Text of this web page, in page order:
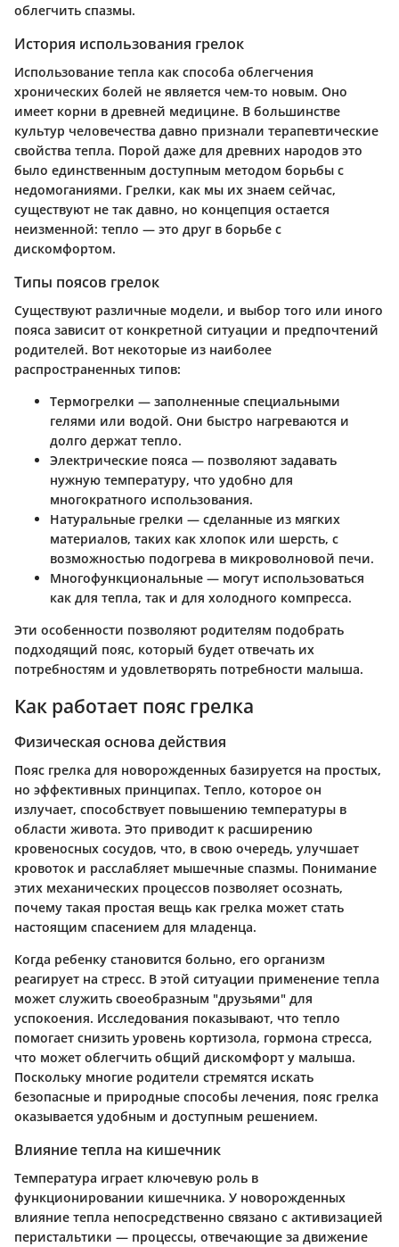
облегчить спазмы.
История использования грелок
Использование тепла как способа облегчения
хронических болей не является чем-то новым. Оно
имеет корни в древней медицине. В большинстве
культур человечества давно признали терапевтические
свойства тепла. Порой даже для древних народов это
было единственным доступным методом борьбы с
недомоганиями. Грелки, как мы их знаем сейчас,
существуют не так давно, но концепция остается
неизменной: тепло — это друг в борьбе с
дискомфортом.
Типы поясов грелок
Существуют различные модели, и выбор того или иного
пояса зависит от конкретной ситуации и предпочтений
родителей. Вот некоторые из наиболее
распространенных типов:
Термогрелки — заполненные специальными
гелями или водой. Они быстро нагреваются и
долго держат тепло.
Электрические пояса — позволяют задавать
нужную температуру, что удобно для
многократного использования.
Натуральные грелки — сделанные из мягких
материалов, таких как хлопок или шерсть, с
возможностью подогрева в микроволновой печи.
Многофункциональные — могут использоваться
как для тепла, так и для холодного компресса.
Эти особенности позволяют родителям подобрать
подходящий пояс, который будет отвечать их
потребностям и удовлетворять потребности малыша.
Как работает пояс грелка
Физическая основа действия
Пояс грелка для новорожденных базируется на простых,
но эффективных принципах. Тепло, которое он
излучает, способствует повышению температуры в
области живота. Это приводит к расширению
кровеносных сосудов, что, в свою очередь, улучшает
кровоток и расслабляет мышечные спазмы. Понимание
этих механических процессов позволяет осознать,
почему такая простая вещь как грелка может стать
настоящим спасением для младенца.
Когда ребенку становится больно, его организм
реагирует на стресс. В этой ситуации применение тепла
может служить своеобразным "друзьями" для
успокоения. Исследования показывают, что тепло
помогает снизить уровень кортизола, гормона стресса,
что может облегчить общий дискомфорт у малыша.
Поскольку многие родители стремятся искать
безопасные и природные способы лечения, пояс грелка
оказывается удобным и доступным решением.
Влияние тепла на кишечник
Температура играет ключевую роль в
функционировании кишечника. У новорожденных
влияние тепла непосредственно связано с активизацией
перистальтики — процессы, отвечающие за движение